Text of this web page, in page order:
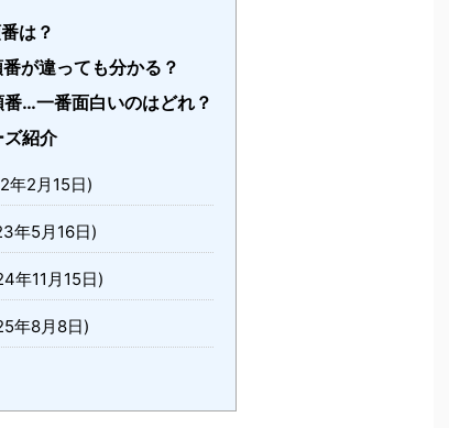
は？
が違っても分かる？
…一番面白いのはどれ？
紹介
年2月15日)
年5月16日)
年11月15日)
年8月8日)